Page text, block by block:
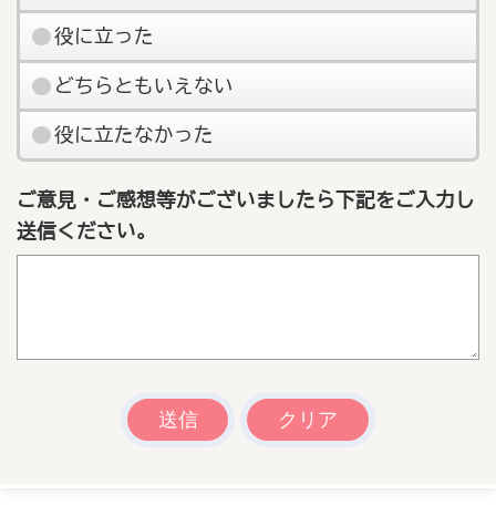
役に立った
どちらともいえない
役に立たなかった
ご意見・ご感想等がございましたら下記をご入力し
送信ください。